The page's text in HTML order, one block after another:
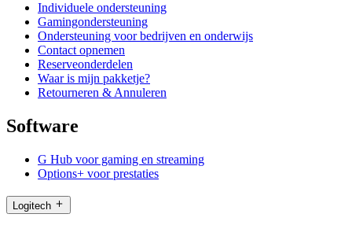
Individuele ondersteuning
Gamingondersteuning
Ondersteuning voor bedrijven en onderwijs
Contact opnemen
Reserveonderdelen
Waar is mijn pakketje?
Retourneren & Annuleren
Software
G Hub voor gaming en streaming
Options+ voor prestaties
Logitech